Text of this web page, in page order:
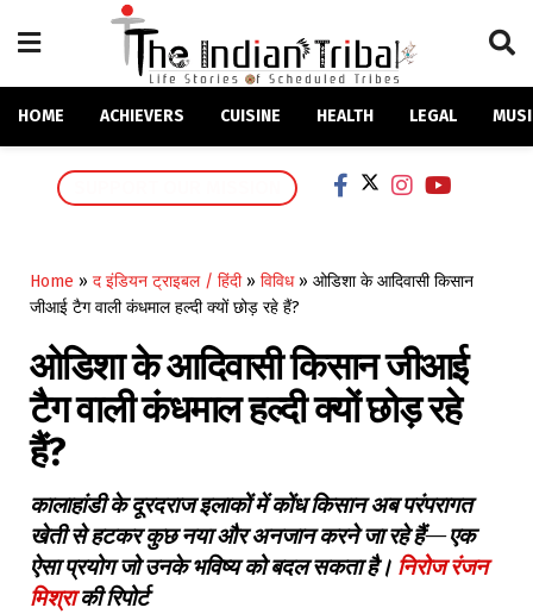
HOME ACHIEVERS CUISINE HEALTH LEGAL
Home » द इंडियन ट्राइबल / हिंदी» विविध» ओडिशा के आदिवासी किसान
जीआई टैग वाली कंधमाल हल्दी क्यों छोड़ रहे हैं?
ओडिशा के आदिवासी किसान जीआई
टैग वाली कंधमाल हल्दी क्यों छोड़ रहे
हैं?
कालाहांडी के दूरदराज इलाकों में कोंध किसान अब परंपरागत
खेती से हटकर कुछ नया और अनजान करने जा रहे हैं—एक
ऐसा प्रयोग जो उनके भविष्य को बदल सकता है। निरोज रंजन
मिश्राकी रिपोर्ट